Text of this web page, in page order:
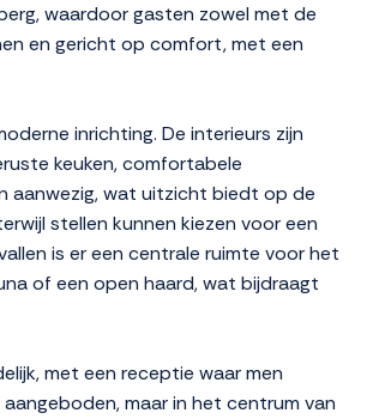
waardoor gasten zowel met de
en gericht op comfort, met een
inrichting. De interieurs zijn
keuken, comfortabele
aanwezig, wat uitzicht biedt op de
stellen kunnen kiezen voor een
is er een centrale ruimte voor het
of een open haard, wat bijdraagt
met een receptie waar men
maar in het centrum van